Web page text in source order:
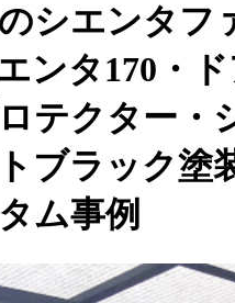
シエンタフ
ンタ170・
テクター・
ブラック塗
ム事例